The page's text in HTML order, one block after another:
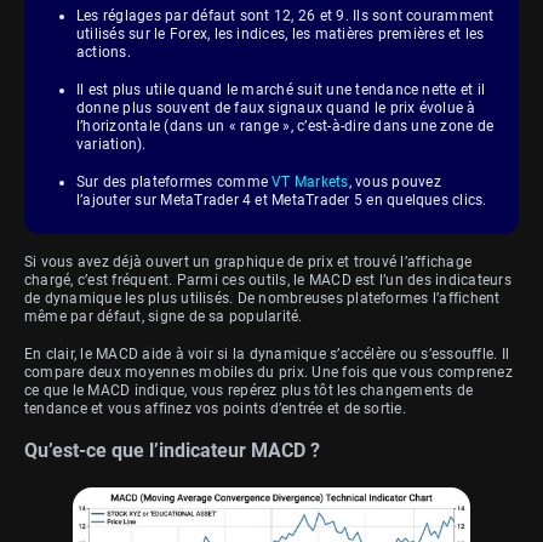
Les réglages par défaut sont 12, 26 et 9. Ils sont couramment
utilisés sur le Forex, les indices, les matières premières et les
actions.
Il est plus utile quand le marché suit une tendance nette et il
donne plus souvent de faux signaux quand le prix évolue à
l’horizontale (dans un « range », c’est-à-dire dans une zone de
variation).
Sur des plateformes commeVT Markets, vous pouvez
l’ajouter sur MetaTrader 4 et MetaTrader 5 en quelques clics.
Si vous avez déjà ouvert un graphique de prix et trouvé l’affichage
chargé, c’est fréquent. Parmi ces outils, le MACD est l’un des indicateurs
de dynamique les plus utilisés. De nombreuses plateformes l’affichent
même par défaut, signe de sa popularité.
En clair, le MACD aide à voir si la dynamique s’accélère ou s’essouffle. Il
compare deux moyennes mobiles du prix. Une fois que vous comprenez
ce que le MACD indique, vous repérez plus tôt les changements de
tendance et vous affinez vos points d’entrée et de sortie.
Qu’est-ce que l’indicateur MACD ?